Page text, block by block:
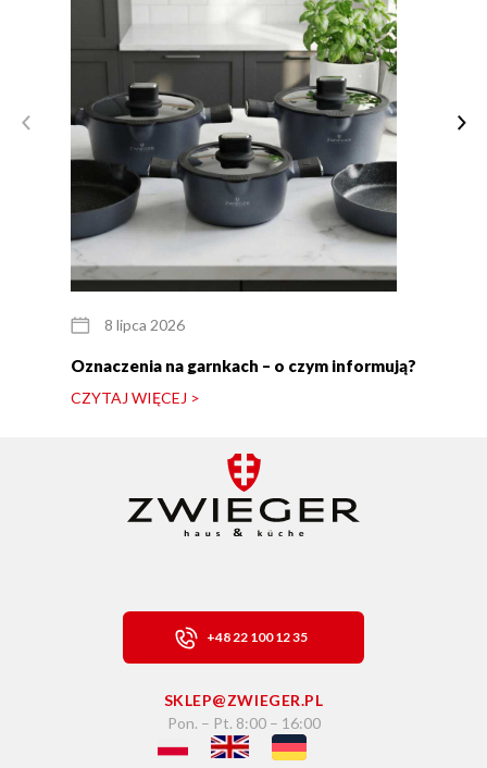
8 lipca 2026
Oznaczenia na garnkach – o czym informują?
CZYTAJ WIĘCEJ >
+48 22 100 12 35
SKLEP@ZWIEGER.PL
Pon. – Pt. 8:00 – 16:00